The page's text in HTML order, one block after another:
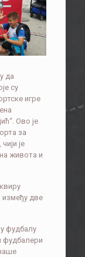
да
су
игре
Ово је
за
је
живота и
две
фудбалу
фудбалери